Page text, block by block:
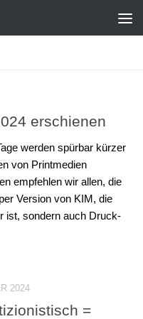
erschienen
werden spürbar kürzer
von Printmedien
empfehlen wir allen, die
Version von KIM, die
ist, sondern auch Druck-
2024
=